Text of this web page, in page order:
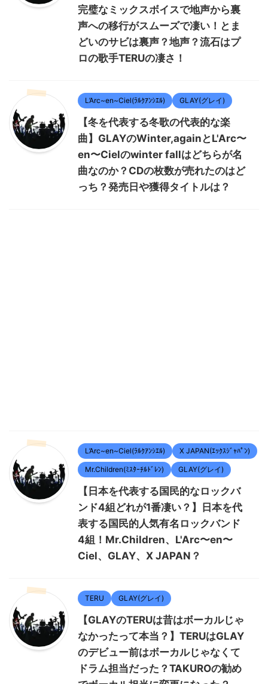
完璧なミックスボイスで地声から裏
声への移行がスムーズで凄い！とま
どいのサビは裏声？地声？流石はプ
ロの歌手TERUの凄さ！
L’Arc~en~Ciel(ﾗﾙｸｱﾝｼｴﾙ) GLAY(グレイ)
【冬を代表する冬歌の代表的な楽
曲】GLAYのWinter,againとL'Arc〜
en〜Cielのwinter fallはどちらが名
曲なのか？CDの枚数が売れたのはど
っち？発売日や獲得タイトルは？
L’Arc~en~Ciel(ﾗﾙｸｱﾝｼｴﾙ) X JAPAN(ｴｯｸｽｼﾞｬﾊﾟﾝ)
Mr.Children(ﾐｽﾀｰﾁﾙﾄﾞﾚﾝ) GLAY(グレイ)
【日本を代表する国民的なロックバ
ンド4組どれが1番凄い？】日本を代
表する国民的人気有名ロックバンド
4組！Mr.Children、L'Arc〜en〜
Ciel、GLAY、X JAPAN？
TERU GLAY(グレイ)
【GLAYのTERUは昔はボーカルじゃ
なかったって本当？】TERUはGLAY
のデビュー前はボーカルじゃなくて
ドラム担当だった？TAKUROの勧め